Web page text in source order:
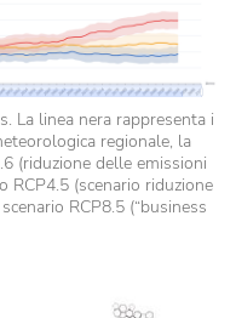
La linea nera rappresenta i
regionale, la
(riduzione delle emissioni
RCP4.5 (scenario riduzione
RCP8.5 (“business